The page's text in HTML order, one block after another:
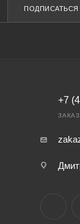
ПОДПИСАТЬСЯ
+7